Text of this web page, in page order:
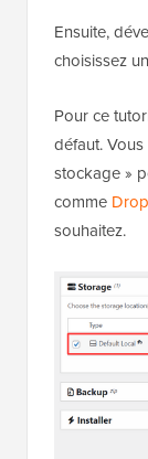
Ensuite,
choisissez
Pour ce
défaut.
stockage »
comme
souhaitez.